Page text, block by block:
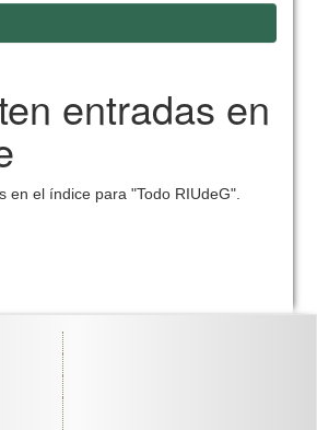
entradas en
en el índice para "Todo RIUdeG".